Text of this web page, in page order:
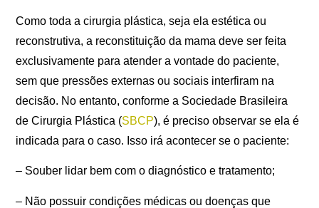
Como toda a cirurgia plástica, seja ela estética ou
reconstrutiva, a reconstituição da mama deve ser feita
exclusivamente para atender a vontade do paciente,
sem que pressões externas ou sociais interfiram na
decisão. No entanto, conforme a Sociedade Brasileira
de Cirurgia Plástica (SBCP), é preciso observar se ela é
indicada para o caso. Isso irá acontecer se o paciente:
– Souber lidar bem com o diagnóstico e tratamento;
– Não possuir condições médicas ou doenças que